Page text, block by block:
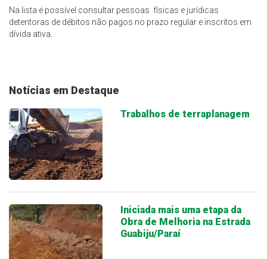
Na lista é possível consultar pessoas físicas e jurídicas
detentoras de débitos não pagos no prazo regular e inscritos em
dívida ativa.
Notícias em Destaque
Trabalhos de terraplanagem
Iniciada mais uma etapa da
Obra de Melhoria na Estrada
Guabiju/Paraí